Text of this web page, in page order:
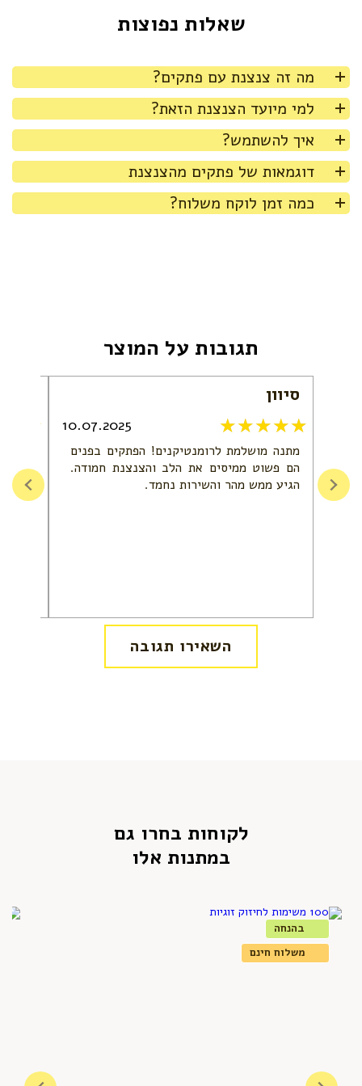
שאלות נפוצות
מה זה צנצנת עם פתקים?
למי מיועד הצנצנת הזאת?
איך להשתמש?
דוגמאות של פתקים מהצנצנת
כמה זמן לוקח משלוח?
תגובות על המוצר
סיוון
10.07.2025
מתנה מושלמת לרומנטיקנים! הפתקים בפנים
הם פשוט ממיסים את הלב והצנצנת חמודה.
הגיע ממש מהר והשירות נחמד.
גדול
השאירו תגובה
לקוחות בחרו גם
במתנות אלו
בהנחה
משלוח חינם